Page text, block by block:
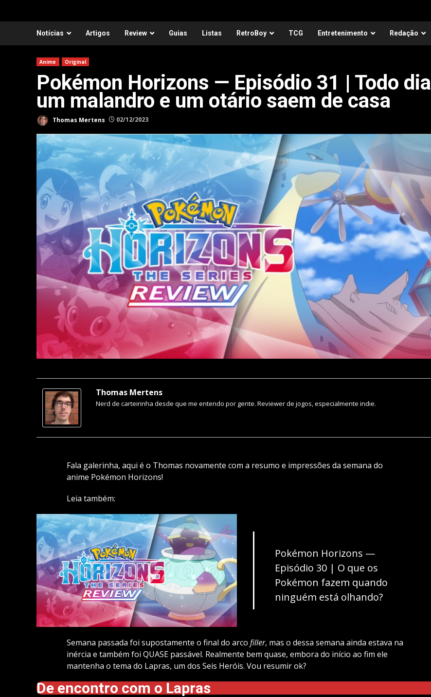
Notícias Artigos Review Guias Listas RetroBoy TCG Entretenimento Redação
Anime Original
Pokémon Horizons — Episódio 31 | Todo dia
um malandro e um otário saem de casa
Thomas Mertens 02/12/2023
Thomas Mertens
Nerd de carteirinha desde que me entendo por gente. Reviewer de jogos, especialmente indie.
Fala galerinha, aqui é o Thomas novamente com a resumo e impressões da semana do
anime Pokémon Horizons!
Leia também:
Pokémon Horizons —
Episódio 30 | O que os
Pokémon fazem quando
ninguém está olhando?
Semana passada foi supostamente o final do arco filler, mas o dessa semana ainda estava na
inércia e também foi QUASE passável. Realmente bem quase, embora do início ao fim ele
mantenha o tema do Lapras, um dos Seis Heróis. Vou resumir ok?
De encontro com o Lapras